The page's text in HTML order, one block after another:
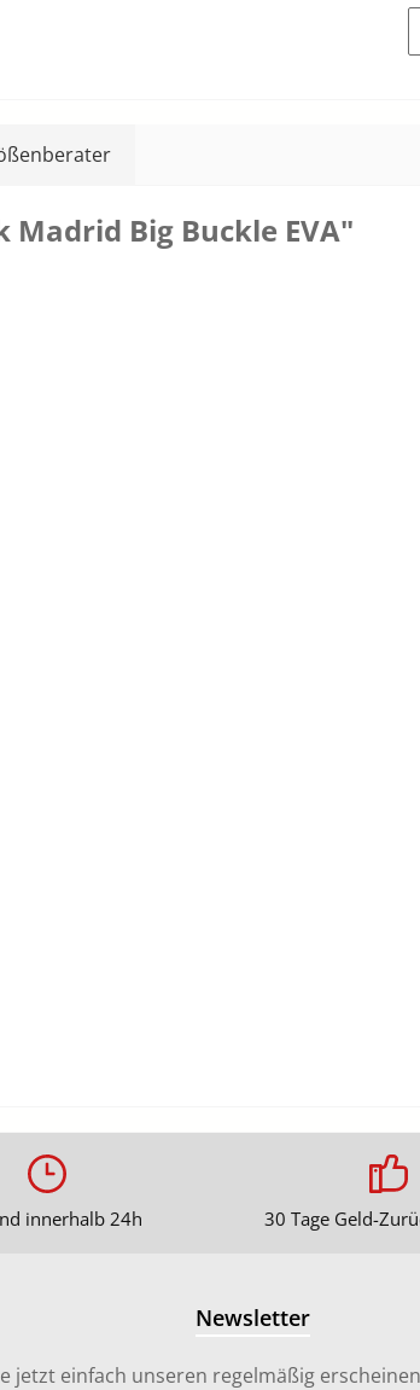
Big Buckle EVA"
innerhalb 24h 30 Tage Geld-
Newsletter
jetzt einfach unseren regelmäßig